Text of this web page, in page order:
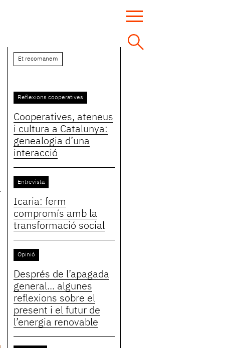
Et recomanem
Reflexions cooperatives
Cooperatives, ateneus
i cultura a Catalunya:
genealogia d’una
interacció
Entrevista
Icaria: ferm
compromís amb la
transformació social
Opinió
Després de l’apagada
general... algunes
reflexions sobre el
present i el futur de
l’energia renovable